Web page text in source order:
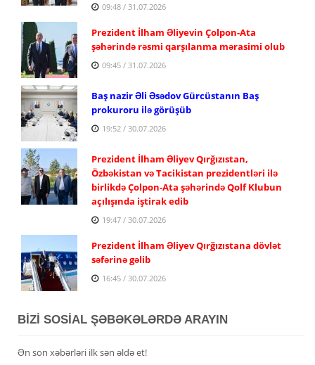
09:48 / 31.07.2026
Prezident İlham Əliyevin Çolpon-Ata
şəhərində rəsmi qarşılanma mərasimi olub
09:45 / 31.07.2026
Baş nazir Əli Əsədov Gürcüstanın Baş
prokuroru ilə görüşüb
19:52 / 30.07.2026
Prezident İlham Əliyev Qırğızıstan,
Özbəkistan və Tacikistan prezidentləri ilə
birlikdə Çolpon-Ata şəhərində Qolf Klubun
açılışında iştirak edib
19:47 / 30.07.2026
Prezident İlham Əliyev Qırğızıstana dövlət
səfərinə gəlib
16:45 / 30.07.2026
BİZİ SOSİAL ŞƏBƏKƏLƏRDƏ ARAYIN
Ən son xəbərləri ilk sən əldə et!